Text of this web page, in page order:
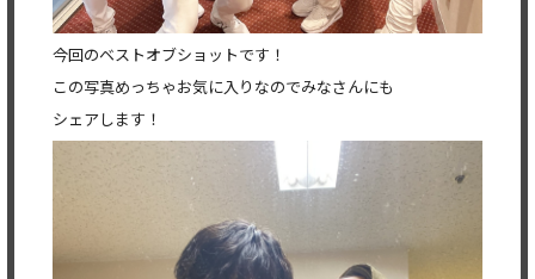
今回のベストオブショットです！
この写真めっちゃお気に入りなのでみなさんにも
シェアします！